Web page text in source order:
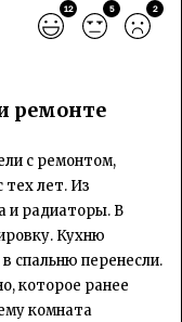
12 5 2
ремонте
с ремонтом,
тех лет. Из
и радиаторы. В
Кухню
спальню перенесли.
которое ранее
комната